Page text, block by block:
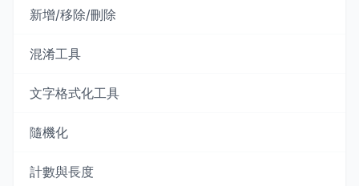
新增/移除/刪除
混淆工具
文字格式化工具
隨機化
計數與長度